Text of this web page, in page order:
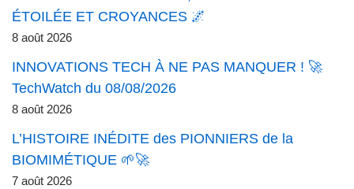
ÉTOILÉE ET CROYANCES 🌌
8 août 2026
INNOVATIONS TECH À NE PAS MANQUER ! 🚀
TechWatch du 08/08/2026
8 août 2026
L’HISTOIRE INÉDITE des PIONNIERS de la
BIOMIMÉTIQUE 🌱🚀
7 août 2026